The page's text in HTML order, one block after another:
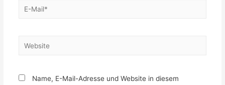
E-
Website
Name, E-Mail-Adresse und Website in diesem